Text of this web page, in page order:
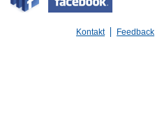
Kontakt Feedback